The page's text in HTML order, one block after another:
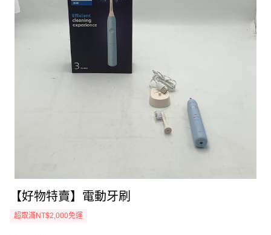
【好物特賣】電動牙刷
超取滿NT$2,000免運